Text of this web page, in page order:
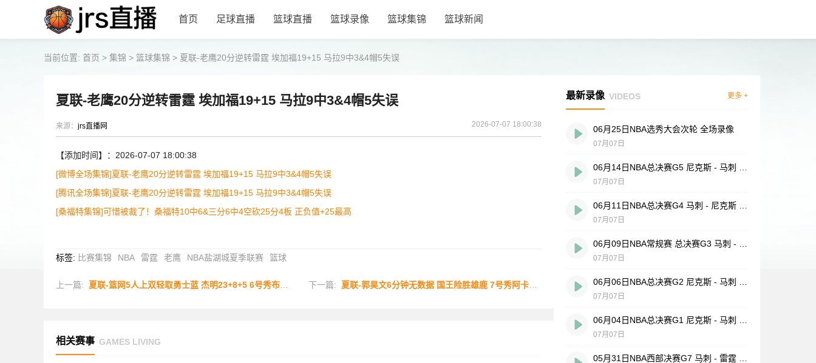
首页 足球直播 篮球直播 篮球录像 篮球集锦 篮球新闻
当前位置: 首页 > 集锦 > 篮球集锦 > 夏联-老鹰20分逆转雷霆 埃加福19+15 马拉9中3&4帽5失误
夏联-老鹰20分逆转雷霆 埃加福19+15 马拉9中3&4帽5失误
来源： jrs直播网 2026-07-07 18:00:38
【添加时间】：2026-07-07 18:00:38
[微博全场集锦]夏联-老鹰20分逆转雷霆 埃加福19+15 马拉9中3&4帽5失误
[腾讯全场集锦]夏联-老鹰20分逆转雷霆 埃加福19+15 马拉9中3&4帽5失误
[桑福特集锦]可惜被裁了！桑福特10中6&三分6中4空砍25分4板 正负值+25最高
标签: 比赛集锦 NBA 雷霆 老鹰 NBA盐湖城夏季联赛 篮球
上一篇: 夏联-篮网5人上双轻取勇士蓝 杰明23+8+5 6号秀布朗10+4 下一篇: 夏联-郭昊文6分钟无数据 国王险胜雄鹿 7号秀阿卡夫22分
相关赛事 GAMES LIVING
最新录像 VIDEOS 更多 +
06月25日NBA选秀大会次轮 全场录像
07月07日
07月07日
07月07日
07月07日
07月07日
07月07日